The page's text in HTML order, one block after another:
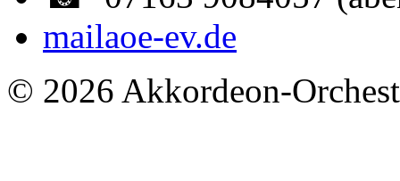
mailaoe-ev.de
© 2026 Akkordeon-